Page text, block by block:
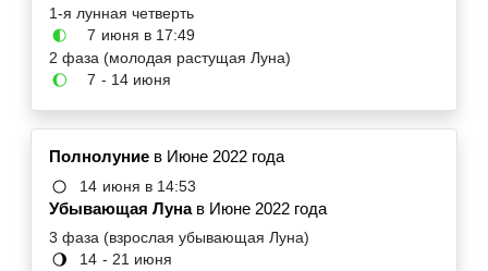
1-я лунная четверть
🌓 7 июня в 17:49
2 фаза (молодая растущая Луна)
🌔 7 - 14 июня
Полнолуние в Июне 2022 года
🌕 14 июня в 14:53
Убывающая Луна в Июне 2022 года
3 фаза (взрослая убывающая Луна)
🌖 14 - 21 июня